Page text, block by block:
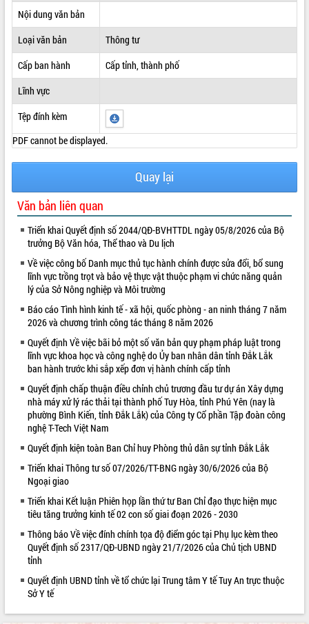
ĐIỂM TIN VĂN BẢN
QUY HOẠCH - KẾ HOẠCH
Khám bệnh, cấp phát thuốc miễn phí
và tặng quà người dân xã Cư Pui
Hội nghị UBND tỉnh Đắk Lắk thường kỳ
tháng 7/2026
Lễ truy tặng danh hiệu “Bà Mẹ Việt
Nam Anh hùng” và trao Huân chương
Lao động
UBND tỉnh Đắk Lắk triển khai nhiệm
vụ 6 tháng cuối năm 2026
ALBUM ẢNH
Nội dung văn bản
Loại văn bản
Thông tư
Cấp ban hành
Cấp tỉnh, thành phố
Lĩnh vực
Tệp đính kèm
PDF cannot be displayed.
Quay lại
Văn bản liên quan
Triển khai Quyết định số 2044/QĐ-BVHTTDL ngày 05/8/2026 của Bộ
trưởng Bộ Văn hóa, Thể thao và Du lịch
Về việc công bố Danh mục thủ tục hành chính được sửa đổi, bổ sung
lĩnh vực trồng trọt và bảo vệ thực vật thuộc phạm vi chức năng quản
lý của Sở Nông nghiệp và Môi trường
Báo cáo Tình hình kinh tế - xã hội, quốc phòng - an ninh tháng 7 năm
2026 và chương trình công tác tháng 8 năm 2026
Quyết định Về việc bãi bỏ một số văn bản quy phạm pháp luật trong
lĩnh vực khoa học và công nghệ do Ủy ban nhân dân tỉnh Đắk Lắk
ban hành trước khi sắp xếp đơn vị hành chính cấp tỉnh
Quyết định chấp thuận điều chỉnh chủ trương đầu tư dự án Xây dựng
nhà máy xử lý rác thải tại thành phố Tuy Hòa, tỉnh Phú Yên (nay là
phường Bình Kiến, tỉnh Đắk Lắk) của Công ty Cổ phần Tập đoàn công
nghệ T-Tech Việt Nam
Quyết định kiện toàn Ban Chỉ huy Phòng thủ dân sự tỉnh Đắk Lắk
Triển khai Thông tư số 07/2026/TT-BNG ngày 30/6/2026 của Bộ
Ngoại giao
Triển khai Kết luận Phiên họp lần thứ tư Ban Chỉ đạo thực hiện mục
tiêu tăng trưởng kinh tế 02 con số giai đoạn 2026 - 2030
Thông báo Về việc đính chính tọa độ điểm góc tại Phụ lục kèm theo
Quyết định số 2317/QĐ-UBND ngày 21/7/2026 của Chủ tịch UBND
tỉnh
Quyết định UBND tỉnh về tổ chức lại Trung tâm Y tế Tuy An trực thuộc
Sở Y tế